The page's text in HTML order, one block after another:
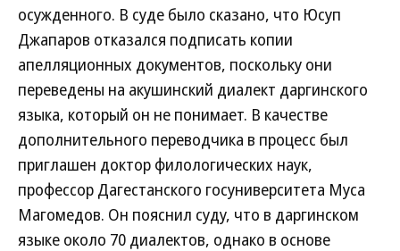
осужденного. В суде было сказано, что Юсуп
Джапаров отказался подписать копии
апелляционных документов, поскольку они
переведены на акушинский диалект даргинского
языка, который он не понимает. В качестве
дополнительного переводчика в процесс был
приглашен доктор филологических наук,
профессор Дагестанского госуниверситета Муса
Магомедов. Он пояснил суду, что в даргинском
языке около 70 диалектов, однако в основе